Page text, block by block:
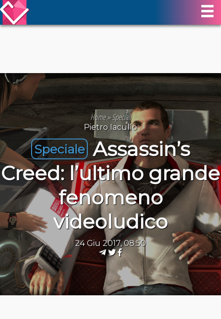
Home»Speciali
Pietro Iacullo
Speciale Assassin’s
Creed: l’ultimo grande
fenomeno
videoludico
24 Giu 2017, 08:50